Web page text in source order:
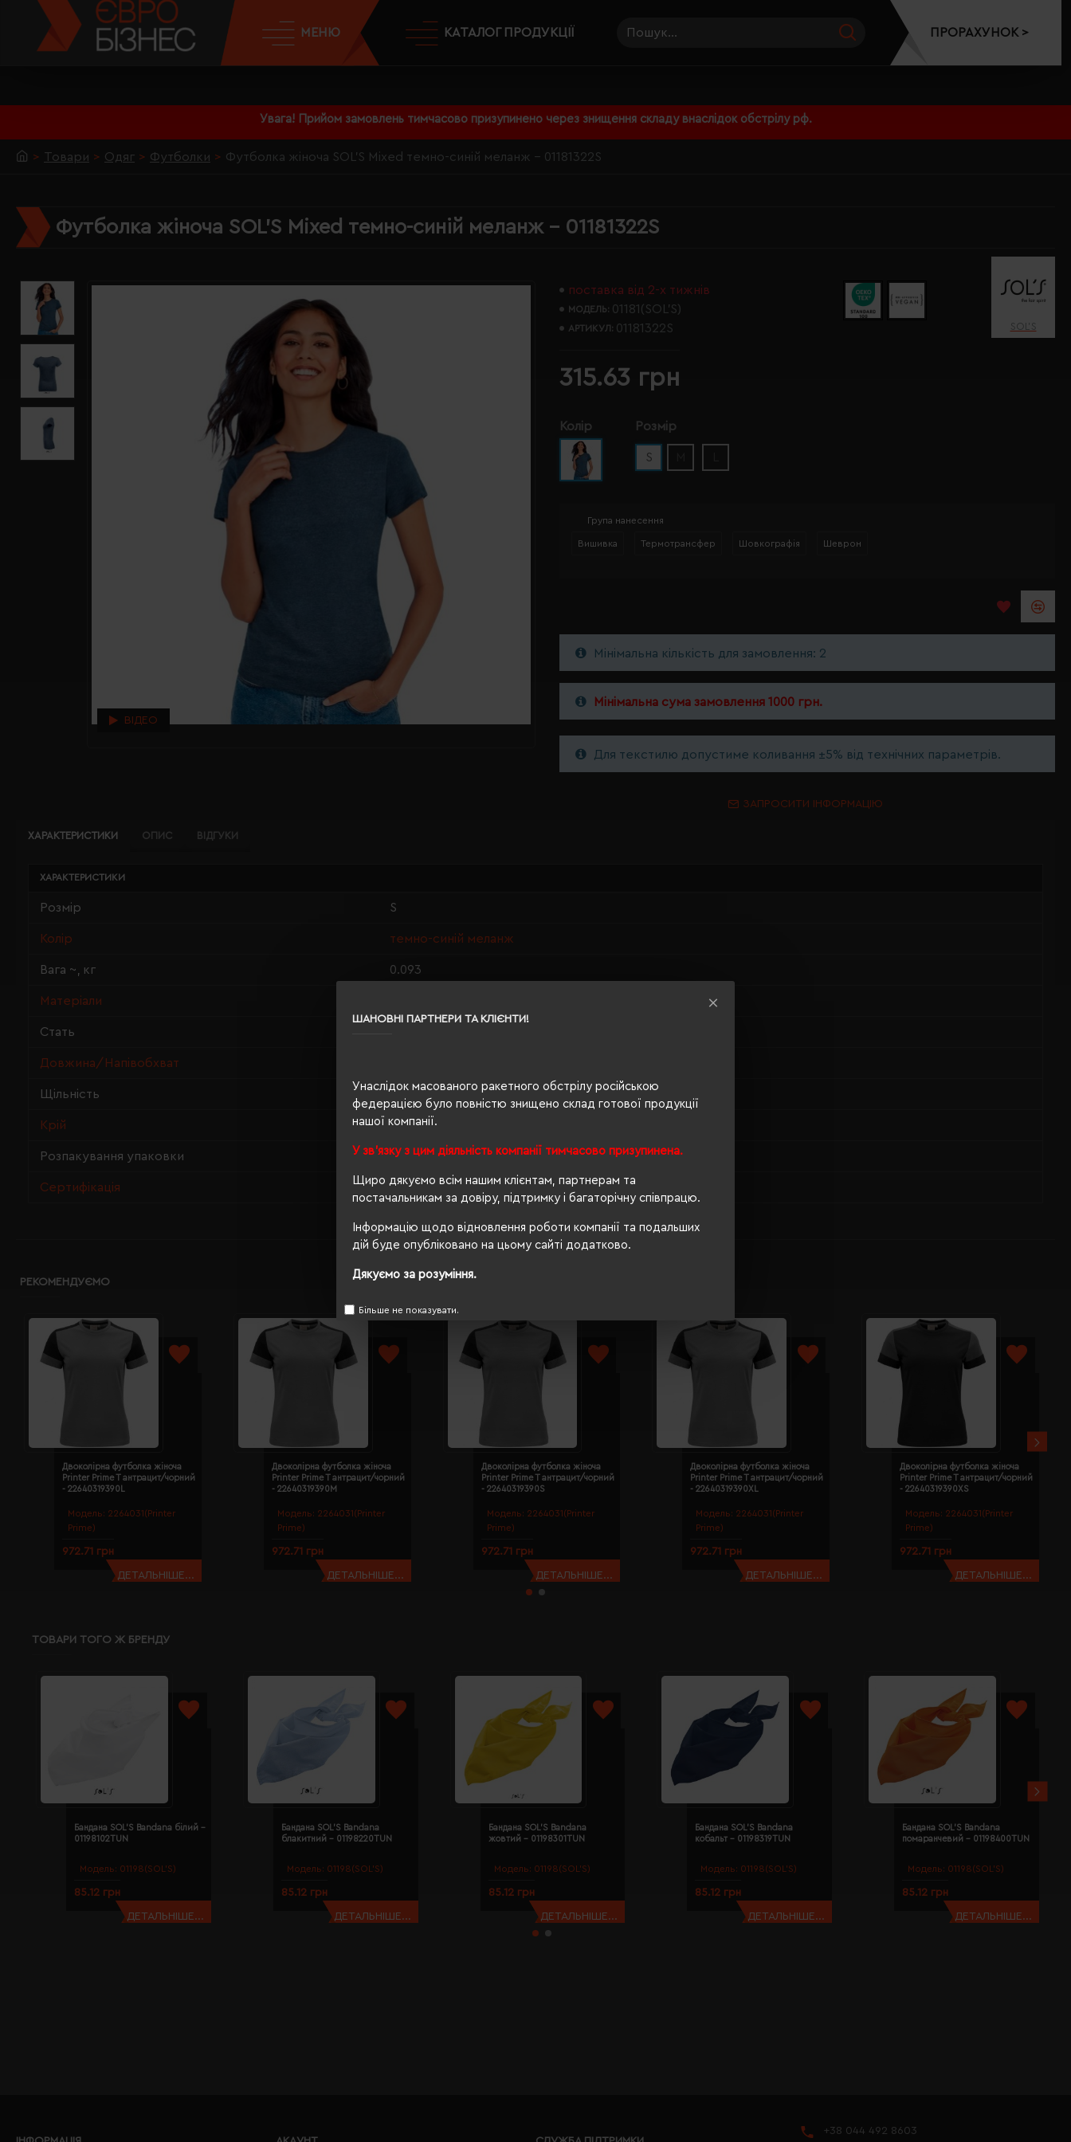
ШАНОВНІ ПАРТНЕРИ ТА КЛІЄНТИ!
Унаслідок масованого ракетного обстрілу російською
федерацією було повністю знищено склад готової продукції
нашої компанії.
У зв'язку з цим діяльність компанії тимчасово призупинена.
Щиро дякуємо всім нашим клієнтам, партнерам та
постачальникам за довіру, підтримку і багаторічну співпрацю.
Інформацію щодо відновлення роботи компанії та подальших
дій буде опубліковано на цьому сайті додатково.
Дякуємо за розуміння.
Більше не показувати.
Увага! Прийом замовлень тимчасово призупинено через знищення складу внаслідок обстрілу рф.
МЕНЮ КАТАЛОГ ПРОДУКЦІЇ ПРОРАХУНОК >
Товари Одяг Футболки Футболка жіноча SOL'S Mixed темно-синій меланж - 01181322S
Футболка жіноча SOL'S Mixed темно-синій меланж - 01181322S
ВІДЕО
поставка від 2-х тижнів
МОДЕЛЬ: 01181(SOL’S)
АРТИКУЛ: 01181322S SOL’S
315.63 грн
Колір Розмір
S
Група нанесення
Вишивка Термотрансфер Шовкографія Шеврон
Мінімальна кількість для замовлення: 2
Мінімальна сума замовлення 1000 грн.
Для текстилю допустиме коливання ±5% від технічних параметрів.
ЗАПРОСИТИ ІНФОРМАЦІЮ
ХАРАКТЕРИСТИКИ ОПИС ВІДГУКИ
ХАРАКТЕРИСТИКИ
Розмір S
Колір темно-синій меланж
Вага ~, кг 0.093
Матеріали
Стать
Довжина/Напівобхват
Щільність 150 г/м²
Крій приталений
Розпакування упаковки Ні
Сертифікація OEKO-TEX® Standard 100, PETA-Approved Vegan
РЕКОМЕНДУЄМО
Модель: 2264031(Printer
Prime)
Двоколірна футболка жіноча
Printer Prime T антрацит/чорний
- 22640319390L
972.71 грн
ДЕТАЛЬНІШЕ...
Модель: 2264031(Printer
Prime)
Двоколірна футболка жіноча
Printer Prime T антрацит/чорний
- 22640319390M
972.71 грн
ДЕТАЛЬНІШЕ...
Модель: 2264031(Printer
Prime)
Двоколірна футболка жіноча
Printer Prime T антрацит/чорний
- 22640319390S
972.71 грн
ДЕТАЛЬНІШЕ...
Модель: 2264031(Printer
Prime)
Двоколірна футболка жіноча
Printer Prime T антрацит/чорний
- 22640319390XL
972.71 грн
ДЕТАЛЬНІШЕ...
Модель: 2264031(Printer
Prime)
Двоколірна футболка жіноча
Printer Prime T антрацит/чорний
- 22640319390XS
972.71 грн
ДЕТАЛЬНІШЕ...
ТОВАРИ ТОГО Ж БРЕНДУ
Модель: 01198(SOL’S)
Бандана SOL'S Bandana білий -
01198102TUN
85.12 грн
ДЕТАЛЬНІШЕ...
Модель: 01198(SOL’S)
Бандана SOL'S Bandana
блакитний - 01198220TUN
85.12 грн
ДЕТАЛЬНІШЕ...
Модель: 01198(SOL’S)
Бандана SOL'S Bandana
жовтий - 01198301TUN
85.12 грн
ДЕТАЛЬНІШЕ...
Модель: 01198(SOL’S)
Бандана SOL'S Bandana
кобальт - 01198319TUN
85.12 грн
ДЕТАЛЬНІШЕ...
Модель: 01198(SOL’S)
Бандана SOL'S Bandana
помаранчевий - 01198400TUN
85.12 грн
ДЕТАЛЬНІШЕ...
+38 044 492 8603